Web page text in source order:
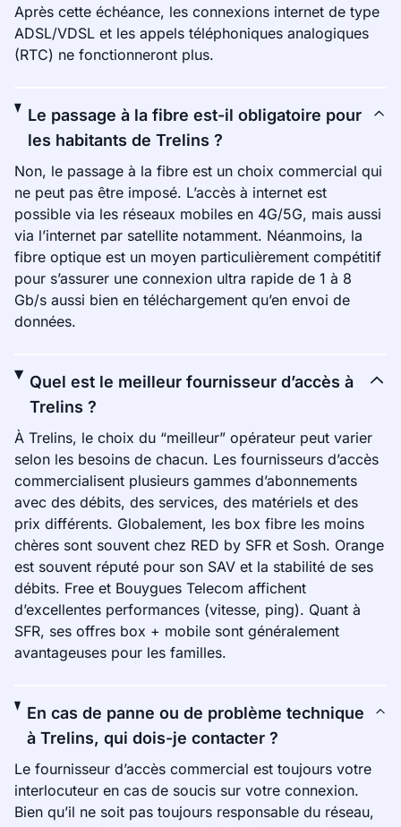
Après cette échéance, les connexions internet de type
ADSL/VDSL et les appels téléphoniques analogiques
(RTC) ne fonctionneront plus.
Le passage à la fibre est-il obligatoire pour
les habitants de Trelins ?
Non, le passage à la fibre est un choix commercial qui
ne peut pas être imposé. L’accès à internet est
possible via les réseaux mobiles en 4G/5G, mais aussi
via l’internet par satellite notamment. Néanmoins, la
fibre optique est un moyen particulièrement compétitif
pour s’assurer une connexion ultra rapide de 1 à 8
Gb/s aussi bien en téléchargement qu’en envoi de
données.
Quel est le meilleur fournisseur d’accès à
Trelins ?
À Trelins, le choix du “meilleur” opérateur peut varier
selon les besoins de chacun. Les fournisseurs d’accès
commercialisent plusieurs gammes d’abonnements
avec des débits, des services, des matériels et des
prix différents. Globalement, les box fibre les moins
chères sont souvent chez RED by SFR et Sosh. Orange
est souvent réputé pour son SAV et la stabilité de ses
débits. Free et Bouygues Telecom affichent
d’excellentes performances (vitesse, ping). Quant à
SFR, ses offres box + mobile sont généralement
avantageuses pour les familles.
En cas de panne ou de problème technique
à Trelins, qui dois-je contacter ?
Le fournisseur d’accès commercial est toujours votre
interlocuteur en cas de soucis sur votre connexion.
Bien qu’il ne soit pas toujours responsable du réseau,